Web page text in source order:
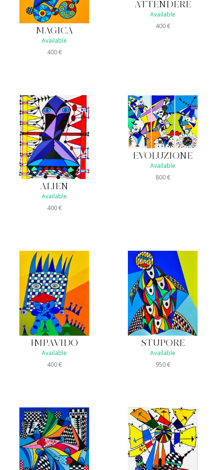
MAGICA
Available
400€
ATTENDERE
Available
400€
ALIEN
Available
400€
EVOLUZIONE
Available
800€
IMPAVIDO
Available
400€
STUPORE
Available
950€